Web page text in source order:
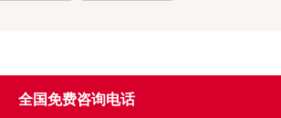
全国免费咨询电话